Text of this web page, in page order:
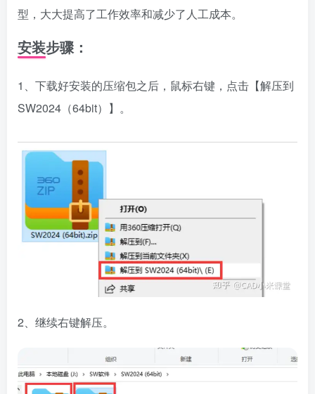
型，大大提高了工作效率和减少了人工成本。
安装步骤：
1、下载好安装的压缩包之后，鼠标右键，点击【解压到
SW2024（64bit）】。
2、继续右键解压。